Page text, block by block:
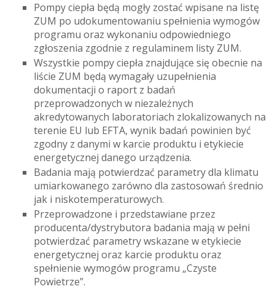
Pompy ciepła będą mogły zostać wpisane na listę
ZUM po udokumentowaniu spełnienia wymogów
programu oraz wykonaniu odpowiedniego
zgłoszenia zgodnie z regulaminem listy ZUM.
Wszystkie pompy ciepła znajdujące się obecnie na
liście ZUM będą wymagały uzupełnienia
dokumentacji o raport z badań
przeprowadzonych w niezależnych
akredytowanych laboratoriach zlokalizowanych na
terenie EU lub EFTA, wynik badań powinien być
zgodny z danymi w karcie produktu i etykiecie
energetycznej danego urządzenia.
Badania mają potwierdzać parametry dla klimatu
umiarkowanego zarówno dla zastosowań średnio
jak i niskotemperaturowych.
Przeprowadzone i przedstawiane przez
producenta/dystrybutora badania mają w pełni
potwierdzać parametry wskazane w etykiecie
energetycznej oraz karcie produktu oraz
spełnienie wymogów programu „Czyste
Powietrze”.